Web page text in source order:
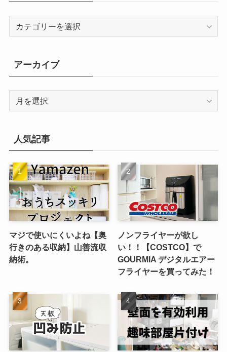
リ
ー
アーカイブ
ブ
人気記事
マジで使いにくいよね【奥
行きのある収納】山善流収
納術。
ノンフライヤーが欲し
い！！【COSTCO】で
GOURMIA デジタルエアー
フライヤーを買ってみた！